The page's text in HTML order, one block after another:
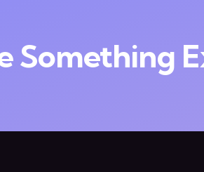
Something